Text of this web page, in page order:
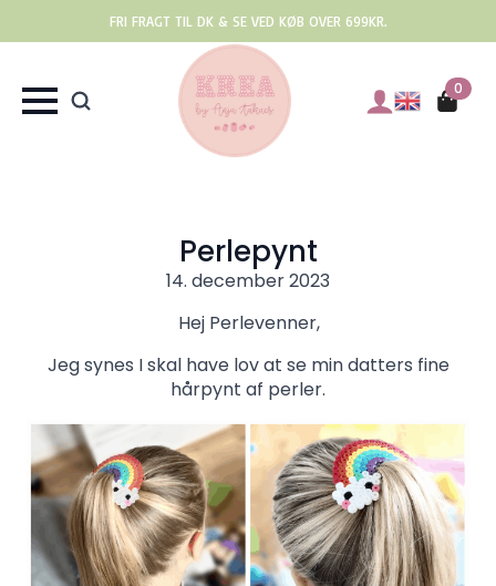
FRI FRAGT TIL DK & SE VED KØB OVER 699KR.
0
Perlepynt
14. december 2023
Hej Perlevenner,
Jeg synes I skal have lov at se min datters fine
hårpynt af perler.